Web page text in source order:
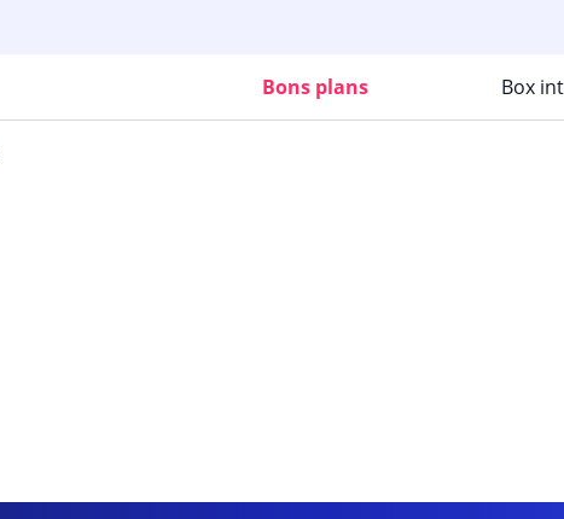
Bons plans Box